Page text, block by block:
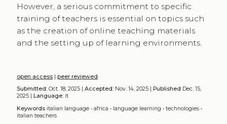
However, a serious commitment to specific
training of teachers is essential on topics such
as the creation of online teaching materials
and the setting up of learning environments.
open access| peer reviewed
Submitted:Oct. 18, 2025 | Accepted:Nov. 14, 2025 | Published Dec. 15,
2025 |
Language:it
Keywords italian language• africa • language learning • technologies•
italian teachers